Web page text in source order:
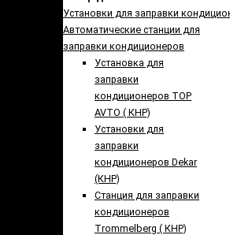
Установки для заправки
Автоматические станции для
заправки кондиционеров
Установка для
заправки
кондиционеров TOP
AVTO ( КНР)
Установки для
заправки
кондиционеров Dekar
(КНР)
Станция для заправки
кондиционеров
Trommelberg ( КНР)